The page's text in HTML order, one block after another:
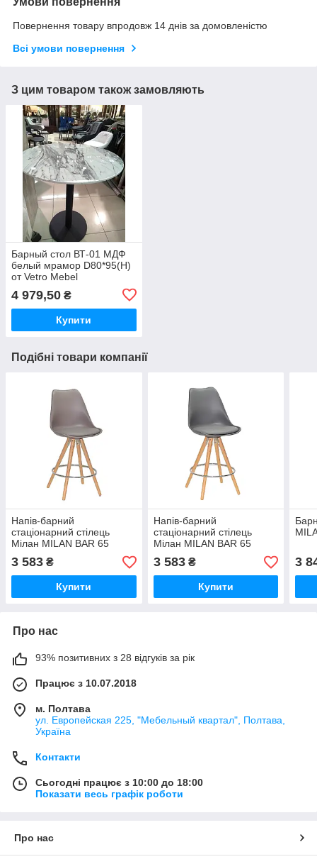
Повернення товару впродовж 14 днів за домовленістю
Всі умови повернення
З цим товаром також замовляють
Барный стол ВТ-01 МДФ
белый мрамор D80*95(H)
от Vetro Mebel
4 979,50 ₴
Купити
Подібні товари компанії
Напів-барний
стаціонарний стілець
Мілан MILAN BAR 65
бежево - сірий 23 з
підніжкою
3 583 ₴
Купити
Напів-барний
стаціонарний стілець
Мілан MILAN BAR 65
темно - сірий 21 з
підніжкою
3 583₴
Купити
3
Про нас
93% позитивних з 28 відгуків за рік
Працює з 10.07.2018
м. Полтава
ул. Европейская 225, "Мебельный квартал", Полтава,
Україна
Контакти
Сьогодні працює з 10:00 до 18:00
Показати весь графік роботи
Про нас